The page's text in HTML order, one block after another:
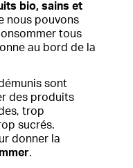
bio, sains et
nous pouvons
tous
au bord de la
sont
des produits
trop
sucrés.
donner la
.